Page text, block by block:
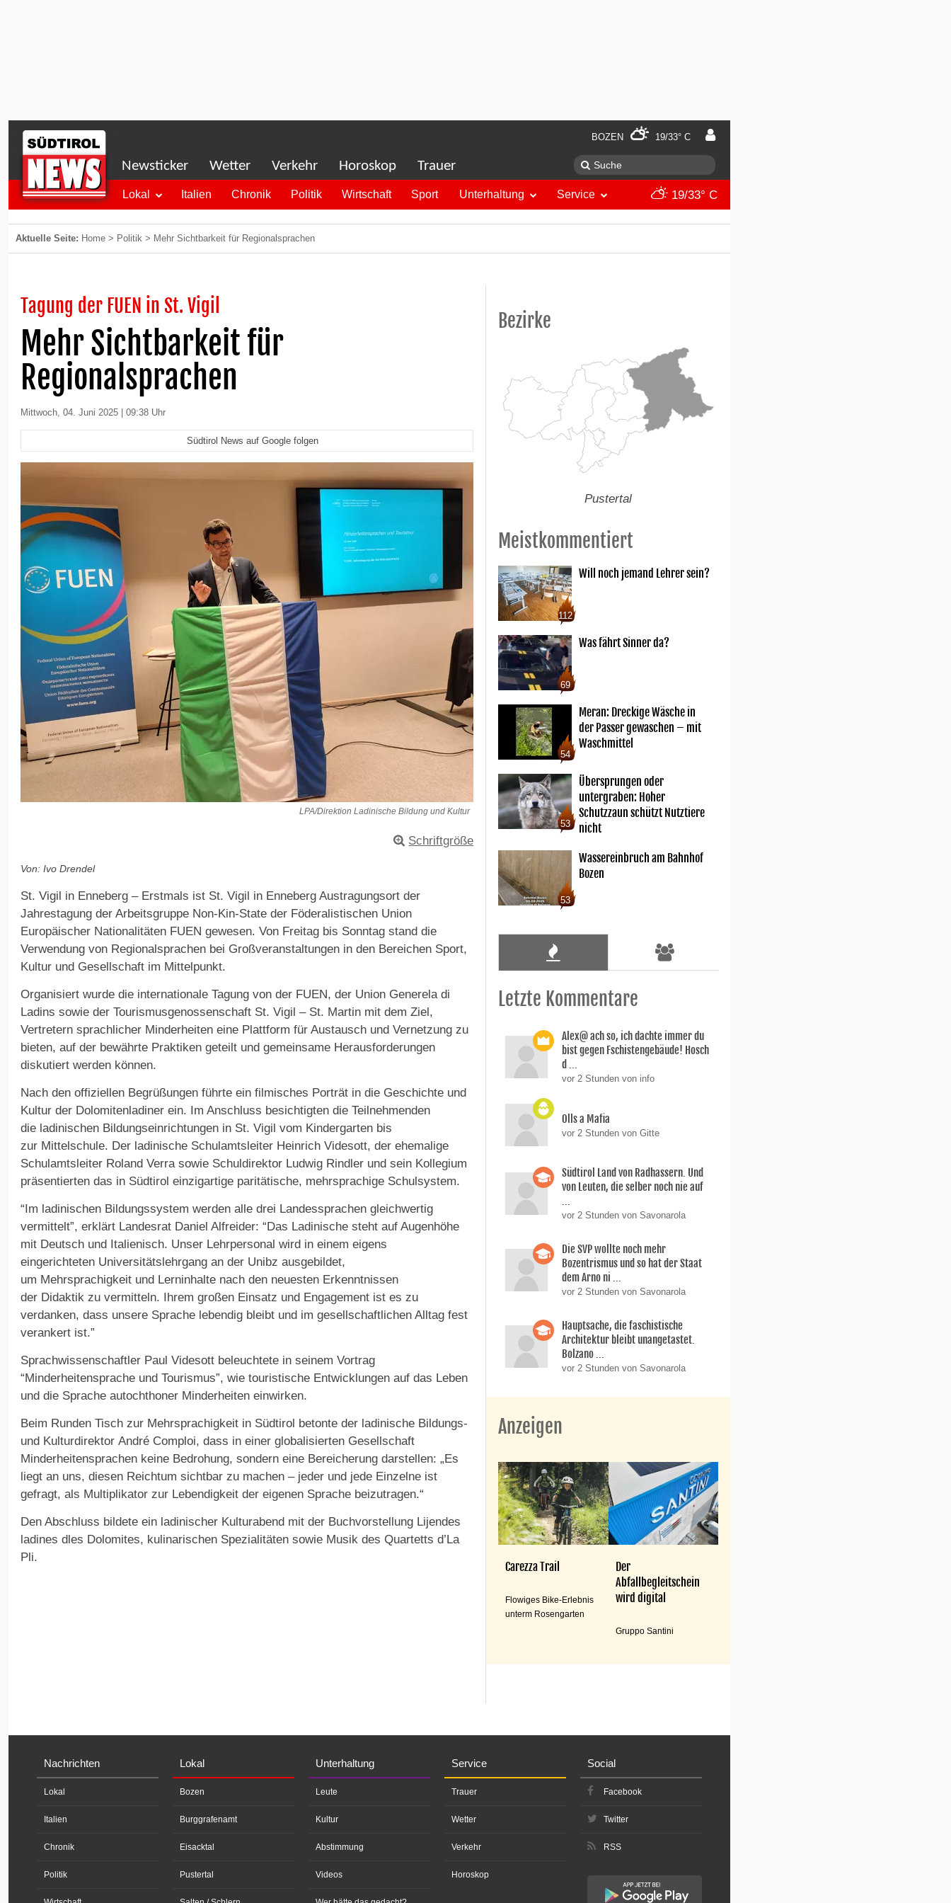
BOZEN 19/33° C
Newsticker Wetter Verkehr Horoskop Trauer
Lokal Italien Chronik Politik Wirtschaft Sport Unterhaltung Service 19/33° C
Aktuelle Seite: Home > Politik > Mehr Sichtbarkeit für Regionalsprachen
Tagung der FUEN in St. Vigil
Mehr Sichtbarkeit für
Regionalsprachen
Mittwoch, 04. Juni 2025 | 09:38 Uhr
Südtirol News auf Google folgen
LPA/Direktion Ladinische Bildung und Kultur
Schriftgröße
Von: Ivo Drendel
St. Vigil in Enneberg – Erstmals ist St. Vigil in Enneberg Austragungsort der
Jahrestagung der Arbeitsgruppe Non-Kin-State der Föderalistischen Union
Europäischer Nationalitäten FUEN gewesen. Von Freitag bis Sonntag stand die
Verwendung von Regionalsprachen bei Großveranstaltungen in den Bereichen Sport,
Kultur und Gesellschaft im Mittelpunkt.
Organisiert wurde die internationale Tagung von der FUEN, der Union Generela di
Ladins sowie der Tourismusgenossenschaft St. Vigil – St. Martin mit dem Ziel,
Vertretern sprachlicher Minderheiten eine Plattform für Austausch und Vernetzung zu
bieten, auf der bewährte Praktiken geteilt und gemeinsame Herausforderungen
diskutiert werden können.
Nach den offiziellen Begrüßungen führte ein filmisches Porträt in die Geschichte und
Kultur der Dolomitenladiner ein. Im Anschluss besichtigten die Teilnehmenden
die ladinischen Bildungseinrichtungen in St. Vigil vom Kindergarten bis
zur Mittelschule. Der ladinische Schulamtsleiter Heinrich Videsott, der ehemalige
Schulamtsleiter Roland Verra sowie Schuldirektor Ludwig Rindler und sein Kollegium
präsentierten das in Südtirol einzigartige paritätische, mehrsprachige Schulsystem.
“Im ladinischen Bildungssystem werden alle drei Landessprachen gleichwertig
vermittelt”, erklärt Landesrat Daniel Alfreider: “Das Ladinische steht auf Augenhöhe
mit Deutsch und Italienisch. Unser Lehrpersonal wird in einem eigens
eingerichteten Universitätslehrgang an der Unibz ausgebildet,
um Mehrsprachigkeit und Lerninhalte nach den neuesten Erkenntnissen
der Didaktik zu vermitteln. Ihrem großen Einsatz und Engagement ist es zu
verdanken, dass unsere Sprache lebendig bleibt und im gesellschaftlichen Alltag fest
verankert ist.”
Sprachwissenschaftler Paul Videsott beleuchtete in seinem Vortrag
“Minderheitensprache und Tourismus”, wie touristische Entwicklungen auf das Leben
und die Sprache autochthoner Minderheiten einwirken.
Beim Runden Tisch zur Mehrsprachigkeit in Südtirol betonte der ladinische Bildungs-
und Kulturdirektor André Comploi, dass in einer globalisierten Gesellschaft
Minderheitensprachen keine Bedrohung, sondern eine Bereicherung darstellen: „Es
liegt an uns, diesen Reichtum sichtbar zu machen – jeder und jede Einzelne ist
gefragt, als Multiplikator zur Lebendigkeit der eigenen Sprache beizutragen.“
Den Abschluss bildete ein ladinischer Kulturabend mit der Buchvorstellung Lijendes
ladines dles Dolomites, kulinarischen Spezialitäten sowie Musik des Quartetts d’La
Pli.
Bezirke
Pustertal
Meistkommentiert
112
Will noch jemand Lehrer sein?
69
Was fährt Sinner da?
54
Meran: Dreckige Wäsche in
der Passer gewaschen – mit
Waschmittel
53
Übersprungen oder
untergraben: Hoher
Schutzzaun schützt Nutztiere
nicht
53
Wassereinbruch am Bahnhof
Bozen
Letzte Kommentare
Alex@ ach so, ich dachte immer du
bist gegen Fschistengebäude! Hosch
d ...
vor 2 Stunden von info
Olls a Mafia
vor 2 Stunden von Gitte
Südtirol Land von Radhassern. Und
von Leuten, die selber noch nie auf
...
vor 2 Stunden von Savonarola
Die SVP wollte noch mehr
Bozentrismus und so hat der Staat
dem Arno ni ...
vor 2 Stunden von Savonarola
Hauptsache, die faschistische
Architektur bleibt unangetastet.
Bolzano ...
vor 2 Stunden von Savonarola
Anzeigen
Carezza Trail
Flowiges Bike-Erlebnis
unterm Rosengarten
Der
Abfallbegleitschein
wird digital
Gruppo Santini
Nachrichten
Lokal
Italien
Chronik
Politik
Lokal
Bozen
Burggrafenamt
Eisacktal
Pustertal
Unterhaltung
Leute
Kultur
Abstimmung
Videos
Service
Trauer
Wetter
Verkehr
Horoskop
Social
Facebook
Twitter
RSS